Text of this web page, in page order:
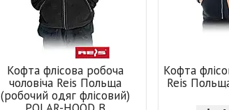
Кофта флісова робоча
чоловіча Reis Польща
(робочий одяг флісовий)
Кофта
Reis